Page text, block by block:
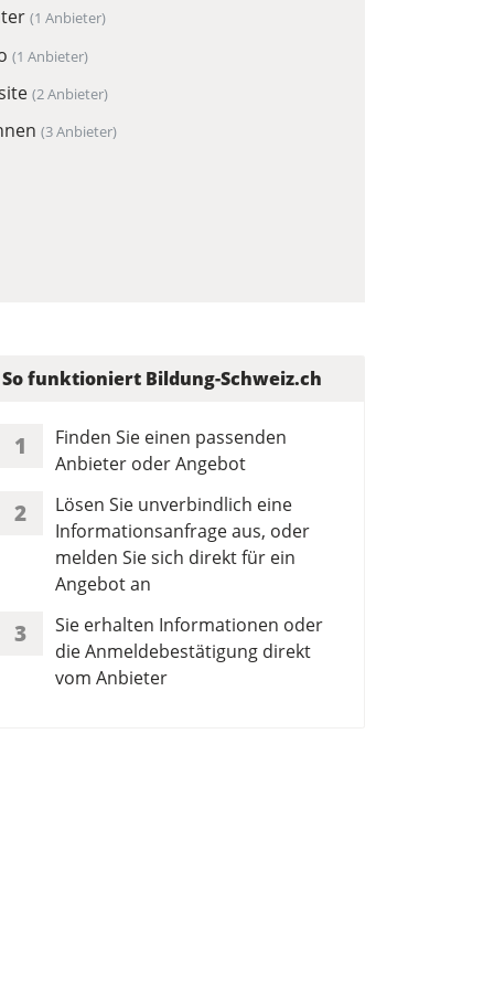
(1 Anbieter)
(1 Anbieter)
(2 Anbieter)
(3 Anbieter)
So funktioniert Bildung-Schweiz.ch
1
Finden Sie einen passenden
Anbieter oder Angebot
2
Lösen Sie unverbindlich eine
Informationsanfrage aus, oder
melden Sie sich direkt für ein
Angebot an
3
Sie erhalten Informationen oder
die Anmeldebestätigung direkt
vom Anbieter